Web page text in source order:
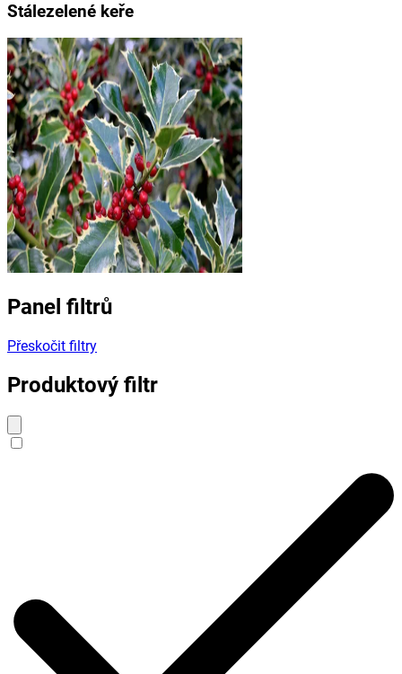
Stálezelené keře
Panel filtrů
Přeskočit filtry
Produktový filtr